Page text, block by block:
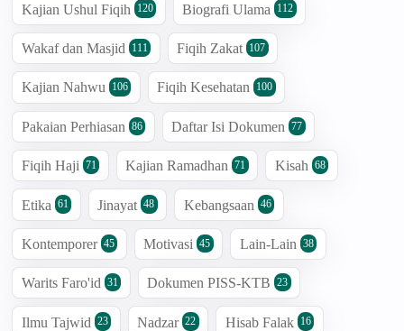
Kajian Ushul Fiqih 120 Biografi Ulama 112
Wakaf dan Masjid 111 Fiqih Zakat 107
Kajian Nahwu 106 Fiqih Kesehatan 100
Pakaian Perhiasan 86 Daftar Isi Dokumen 77
Fiqih Haji 71 Kajian Ramadhan 71 Kisah 68
Etika 61 Jinayat 48 Kebangsaan 46
Kontemporer 45 Motivasi 45 Lain-Lain 38
Warits Faro'id 31 Dokumen PISS-KTB 23
Ilmu Tajwid 23 Nadzar 22 Hisab Falak 16